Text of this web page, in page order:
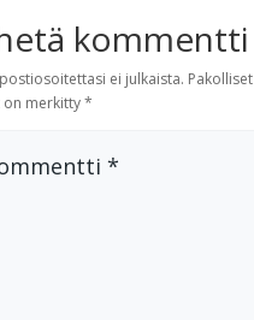
kommentti
ei julkaista. Pakolliset
on merkitty*